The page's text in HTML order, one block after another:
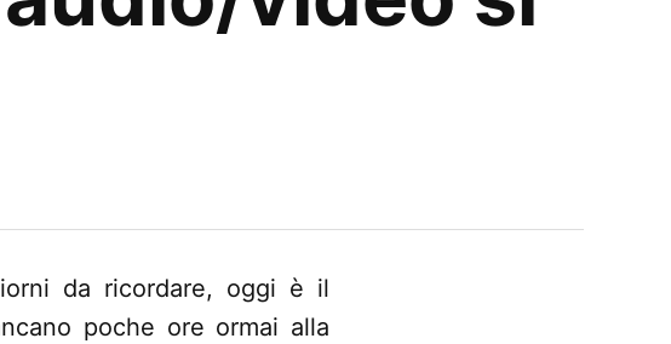
da ricordare, oggi è il
poche ore ormai alla